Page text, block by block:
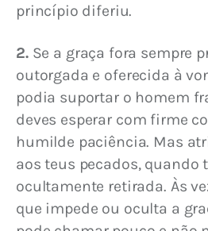
princípio diferiu.
2. Se a graça fora sempre
outorgada e oferecida à
podia suportar o homem
deves esperar com firme
humilde paciência. Mas
aos teus pecados, quando
ocultamente retirada. Às
que impede ou oculta a